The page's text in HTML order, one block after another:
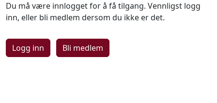
Du må være innlogget for å få tilgang. Vennligst logg
inn, eller bli medlem dersom du ikke er det.
Logg inn